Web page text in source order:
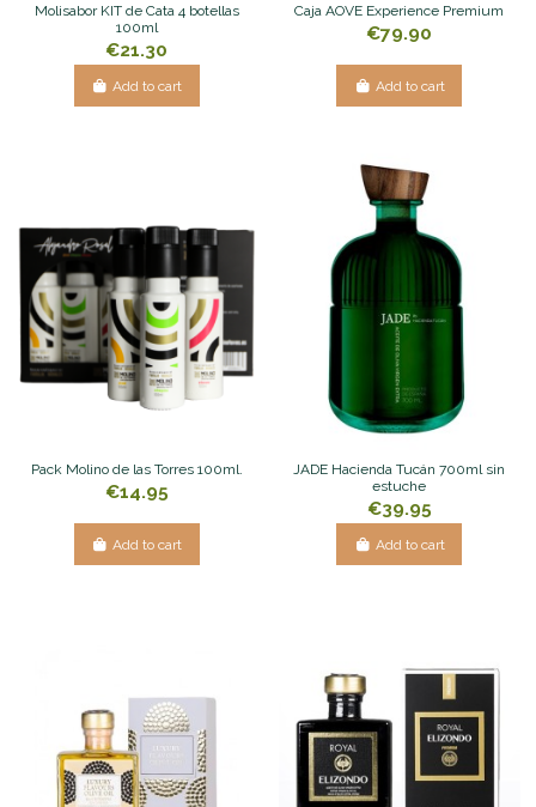
Molisabor KIT de Cata 4 botellas
100ml
€21.30
Add to cart
Caja AOVE Experience Premium
€79.90
Add to cart
Pack Molino de las Torres 100ml.
€14.95
Add to cart
JADE Hacienda Tucán 700ml sin
estuche
€39.95
Add to cart